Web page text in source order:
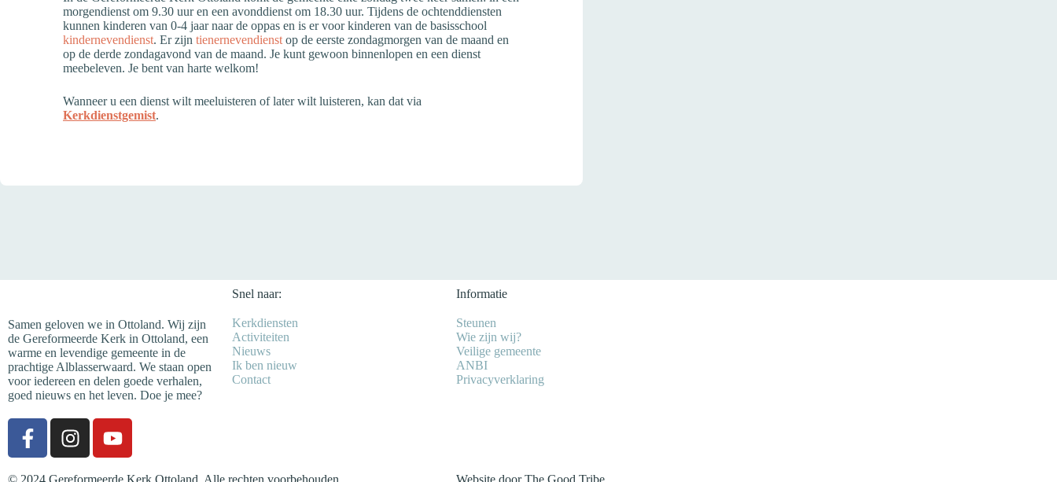
morgendienst om 9.30 uur en een avonddienst om 18.30 uur. Tijdens de ochtenddiensten
kunnen kinderen van 0-4 jaar naar de oppas en is er voor kinderen van de basisschool
kindernevendienst. Er zijn tienernevendienst op de eerste zondagmorgen van de maand en
op de derde zondagavond van de maand. Je kunt gewoon binnenlopen en een dienst
meebeleven. Je bent van harte welkom!
Wanneer u een dienst wilt meeluisteren of later wilt luisteren, kan dat via
Kerkdienstgemist.
Samen geloven we in Ottoland. Wij zijn
de Gereformeerde Kerk in Ottoland, een
warme en levendige gemeente in de
prachtige Alblasserwaard. We staan open
voor iedereen en delen goede verhalen,
goed nieuws en het leven. Doe je mee?
Snel naar:
Kerkdiensten
Activiteiten
Nieuws
Ik ben nieuw
Contact
Informatie
Steunen
Wie zijn wij?
Veilige gemeente
ANBI
Privacyverklaring
© 2024 Gereformeerde Kerk Ottoland. Alle rechten voorbehouden. Website doorThe Good Tribe